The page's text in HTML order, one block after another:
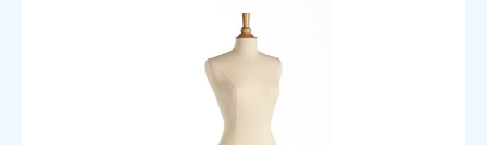
transportieren – die perfekte Wahl für den
professionellen Einsatz.